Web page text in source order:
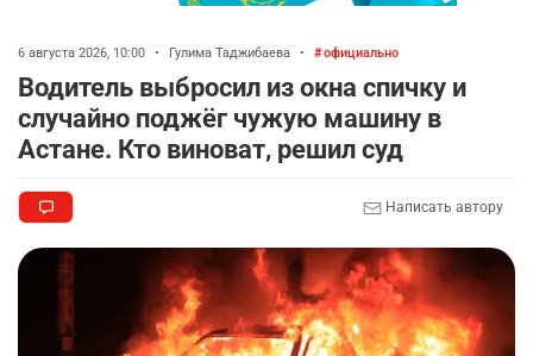
6 августа 2026, 10:00 • Гулима Таджибаева • официально
Водитель выбросил из окна спичку и
случайно поджёг чужую машину в
Астане. Кто виноват, решил суд
Написать автору